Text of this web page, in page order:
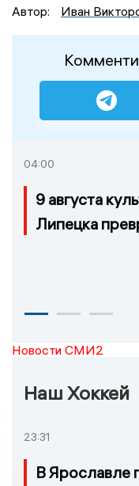
Автор:
Иван
04:00
9 августа
Липецка
Новости СМИ2
Наш Хоккей
23:31
В Ярославле